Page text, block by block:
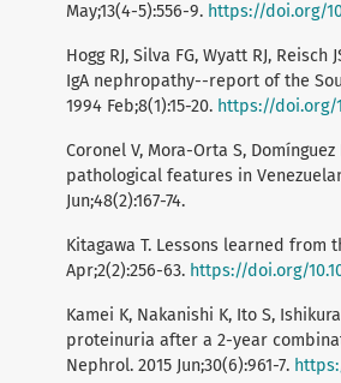
May;13(4-5):556-9. https://doi.org/
Hogg RJ, Silva FG, Wyatt RJ,
IgA nephropathy--report of the
1994 Feb;8(1):15-20. https://doi.org/
Coronel V, Mora-Orta S,
pathological features in
Jun;48(2):167-74.
Kitagawa T. Lessons learned from
Apr;2(2):256-63. https://doi.org/
Kamei K, Nakanishi K, Ito S,
proteinuria after a 2-year
Nephrol. 2015 Jun;30(6):961-7.